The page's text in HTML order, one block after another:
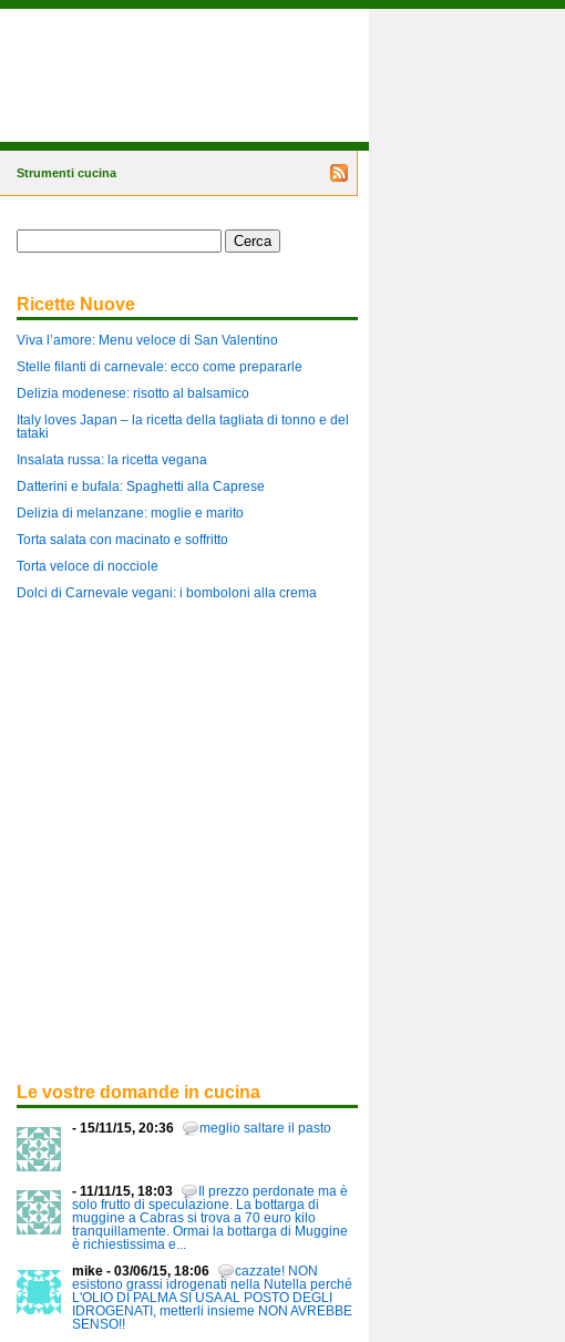
Strumenti cucina
Ricette Nuove
Viva l’amore: Menu veloce di San Valentino
Stelle filanti di carnevale: ecco come prepararle
Delizia modenese: risotto al balsamico
Italy loves Japan – la ricetta della tagliata di tonno e del
tataki
Insalata russa: la ricetta vegana
Datterini e bufala: Spaghetti alla Caprese
Delizia di melanzane: moglie e marito
Torta salata con macinato e soffritto
Torta veloce di nocciole
Dolci di Carnevale vegani: i bomboloni alla crema
Le vostre domande in cucina
- 15/11/15, 20:36 meglio saltare il pasto
- 11/11/15, 18:03
Il prezzo perdonate ma è
solo frutto di speculazione. La bottarga di
muggine a Cabras si trova a 70 euro kilo
tranquillamente. Ormai la bottarga di Muggine
è richiestissima e...
mike - 03/06/15, 18:06
cazzate! NON
esistono grassi idrogenati nella Nutella perché
L'OLIO DI PALMA SI USA AL POSTO DEGLI
IDROGENATI, metterli insieme NON AVREBBE
SENSO!!